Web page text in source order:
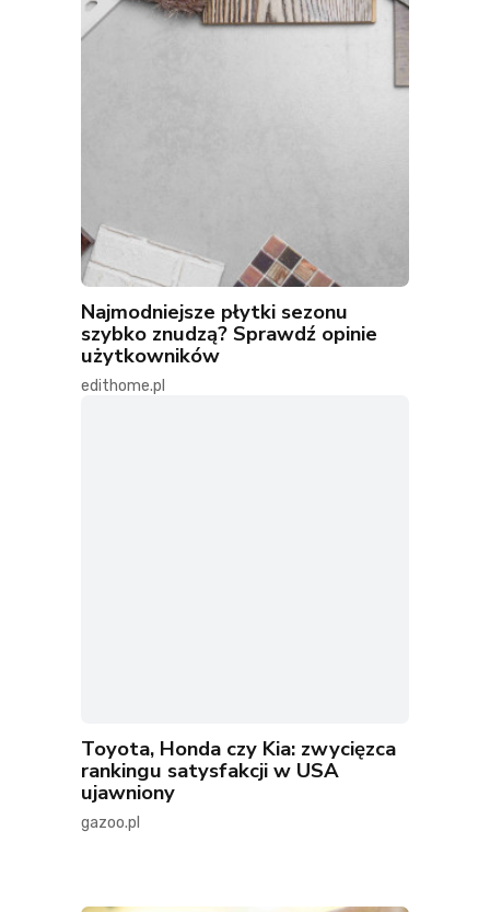
Najmodniejsze płytki sezonu
szybko znudzą? Sprawdź opinie
użytkowników
edithome.pl
Toyota, Honda czy Kia: zwycięzca
rankingu satysfakcji w USA
ujawniony
gazoo.pl